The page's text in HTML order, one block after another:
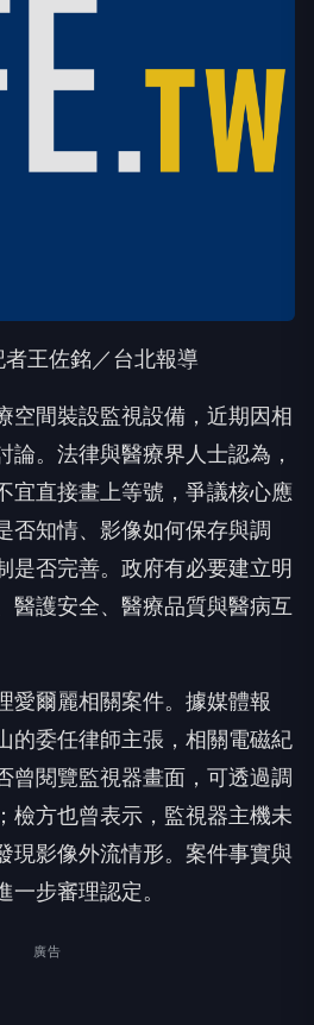
王佐銘／台北報導
空間裝設監視設備，近期因相
論。法律與醫療界人士認為，
宜直接畫上等號，爭議核心應
否知情、影像如何保存與調
是否完善。政府有必要建立明
醫護安全、醫療品質與醫病互
愛爾麗相關案件。據媒體報
的委任律師主張，相關電磁紀
曾閱覽監視器畫面，可透過調
檢方也曾表示，監視器主機未
現影像外流情形。案件事實與
步審理認定。
廣告